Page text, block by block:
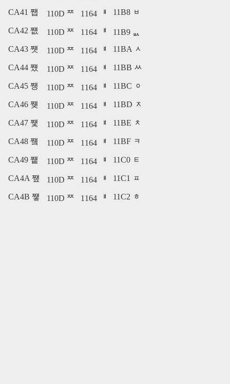
CA41 쩁 110D ᄍ 1164 ᅤ 11B8 ᆸ
CA42 쩂 110D ᄍ 1164 ᅤ
11B9 ᆹ
CA43 쩃
110D ᄍ 1164 ᅤ 11BA ᆺ
CA44 쩄 110D ᄍ 1164 ᅤ 11BB ᆻ
CA45 쩅 110D ᄍ 1164 ᅤ 11BC ᆼ
CA46 쩆 110D ᄍ 1164 ᅤ 11BD ᆽ
CA47 쩇 110D ᄍ 1164 ᅤ 11BE ᆾ
CA48 쩈 110D ᄍ 1164 ᅤ 11BF ᆿ
CA49 쩉 110D ᄍ 1164 ᅤ 11C0 ᇀ
CA4A 쩊 110D ᄍ 1164 ᅤ 11C1 ᇁ
CA4B 쩋 110D ᄍ 1164 ᅤ 11C2 ᇂ